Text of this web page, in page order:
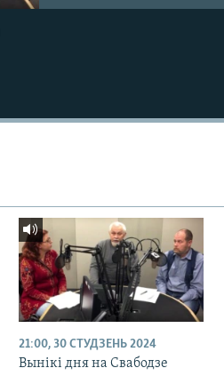
21:00, 30 СТУДЗЕНЬ 2024
Вынікі дня на Свабодзе